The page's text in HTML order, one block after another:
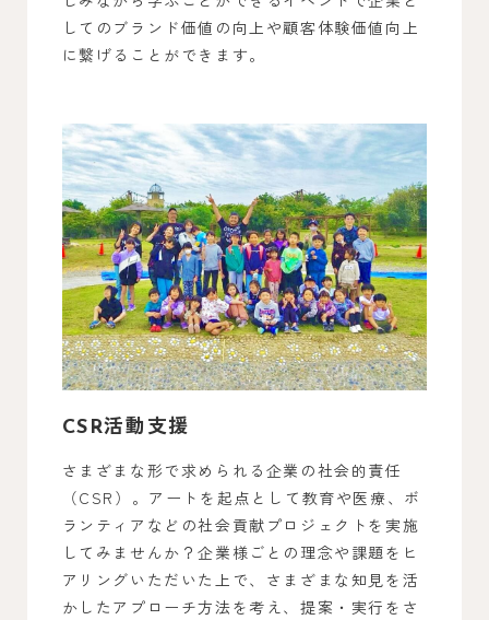
してのブランド価値の向上や顧客体験価値向上
に繋げることができます。
CSR活動支援
さまざまな形で求められる企業の社会的責任
（CSR）。アートを起点として教育や医療、ボ
ランティアなどの社会貢献プロジェクトを実施
してみませんか？企業様ごとの理念や課題をヒ
アリングいただいた上で、さまざまな知見を活
かしたアプローチ方法を考え、提案・実行をさ